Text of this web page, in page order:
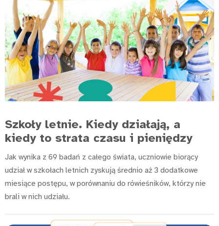
Szkoły letnie. Kiedy działają, a
kiedy to strata czasu i pieniędzy
Jak wynika z 69 badań z całego świata, uczniowie biorący
udział w szkołach letnich zyskują średnio aż 3 dodatkowe
miesiące postępu, w porównaniu do rówieśników, którzy nie
brali w nich udziału.